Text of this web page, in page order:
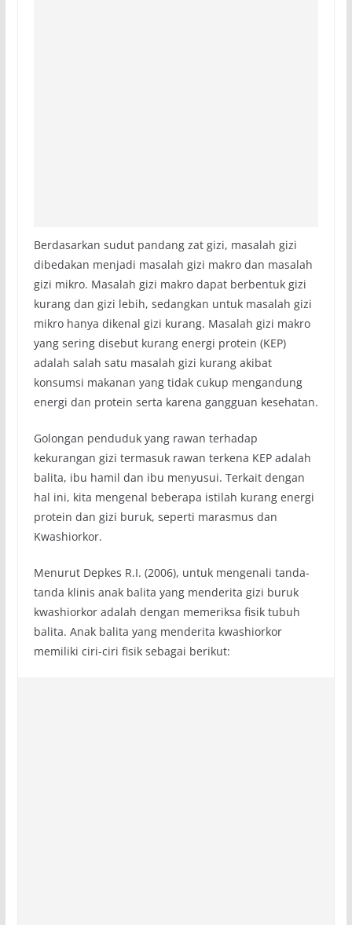
Berdasarkan sudut pandang zat gizi, masalah gizi
dibedakan menjadi masalah gizi makro dan masalah
gizi mikro. Masalah gizi makro dapat berbentuk gizi
kurang dan gizi lebih, sedangkan untuk masalah gizi
mikro hanya dikenal gizi kurang. Masalah gizi makro
yang sering disebut kurang energi protein (KEP)
adalah salah satu masalah gizi kurang akibat
konsumsi makanan yang tidak cukup mengandung
energi dan protein serta karena gangguan kesehatan.
Golongan penduduk yang rawan terhadap
kekurangan gizi termasuk rawan terkena KEP adalah
balita, ibu hamil dan ibu menyusui. Terkait dengan
hal ini, kita mengenal beberapa istilah kurang energi
protein dan gizi buruk, seperti marasmus dan
Kwashiorkor.
Menurut Depkes R.I. (2006), untuk mengenali tanda-
tanda klinis anak balita yang menderita gizi buruk
kwashiorkor adalah dengan memeriksa fisik tubuh
balita. Anak balita yang menderita kwashiorkor
memiliki ciri-ciri fisik sebagai berikut: